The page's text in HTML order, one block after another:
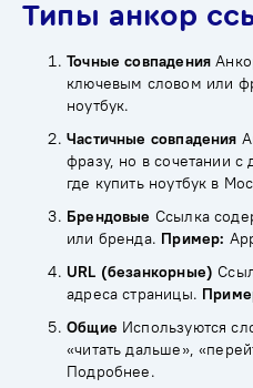
Типы анкор
Точные совпадения
ключевым словом или
ноутбук.
Частичные совпадения
фразу, но в сочетании с
где купить ноутбук в
Брендовые Ссылка
или бренда. Пример:
URL (безанкорные)
адреса страницы.
Общие Используются
«читать дальше»,
Подробнее.